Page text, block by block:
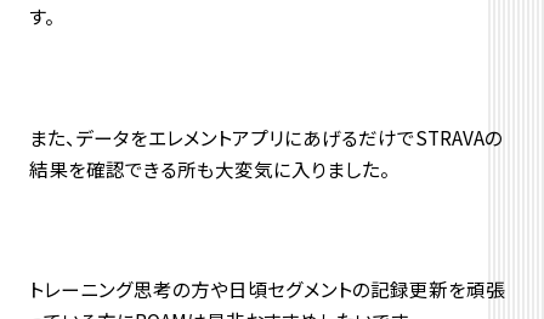
す。
また、データをエレメントアプリにあげるだけでSTRAVAの
結果を確認できる所も大変気に入りました。
トレーニング思考の方や日頃セグメントの記録更新を頑張